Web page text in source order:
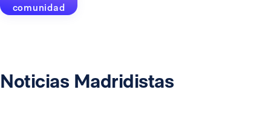
comunidad
Noticias Madridistas